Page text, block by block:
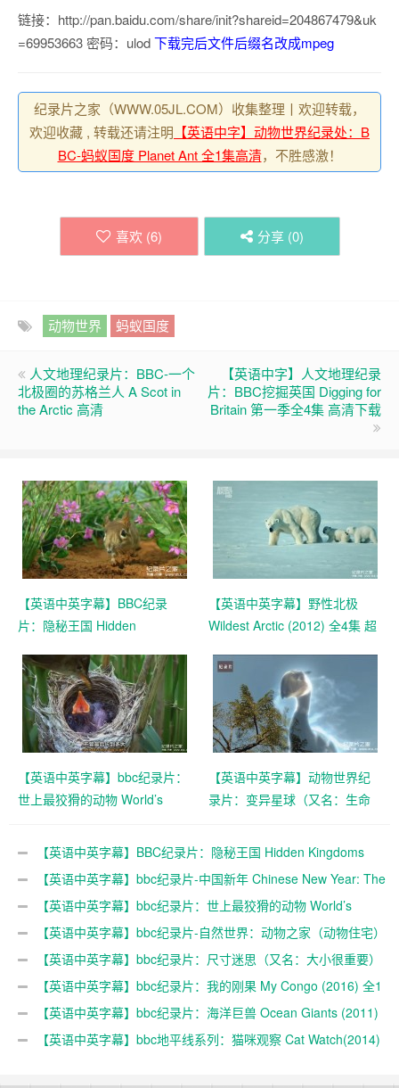
链接：http://pan.baidu.com/share/init?shareid=204867479&uk
=69953663 密码：ulod下载完后文件后缀名改成mpeg
纪录片之家（WWW.05JL.COM）收集整理丨欢迎转载，
欢迎收藏 , 转载还请注明 【英语中字】动物世界纪录处：B
BC-蚂蚁国度 Planet Ant 全1集高清，不胜感激！
喜欢 (6) 分享 (0)
动物世界 蚂蚁国度
人文地理纪录片：BBC-一个
北极圈的苏格兰人 A Scot in
the Arctic 高清
【英语中字】人文地理纪录
片：BBC挖掘英国 Digging for
Britain 第一季全4集 高清下载
【英语中英字幕】BBC纪录
片：隐秘王国 Hidden
版 Hidden Kingdoms+小巨人
1080p下载
【英语中英字幕】野性北极
Wildest Arctic (2012) 全4集 超
【英语中英字幕】bbc纪录片：
世上最狡猾的动物 World’s
集 超清1080P下载
【英语中英字幕】动物世界纪
录片：变异星球（又名：生命
全6集（2010） 超清1080P下
【英语中英字幕】BBC纪录片：隐秘王国 Hidden Kingdoms
(2014) 全3集+电影版 Hidden Kingdoms+小巨人 1080p下载
【英语中英字幕】bbc纪录片-中国新年 Chinese New Year: The
Biggest Celebration on Earth (2016)全3集 高清720P下载
【英语中英字幕】bbc纪录片：世上最狡猾的动物 World’s
Sneakiest Animals (2015) 全3集 超清1080P下载
【英语中英字幕】bbc纪录片-自然世界：动物之家（动物住宅）
The Natural World: Animal House (2011)全1集 超清1080P
【英语中英字幕】bbc纪录片：尺寸迷思（又名：大小很重要）
Size Matters (2018)全2集 超清1080P下载
【英语中英字幕】bbc纪录片：我的刚果 My Congo (2016) 全1
集 高清720P下载
【英语中英字幕】bbc纪录片：海洋巨兽 Ocean Giants (2011)
全3集 高清720P下载
【英语中英字幕】bbc地平线系列：猫咪观察 Cat Watch(2014)